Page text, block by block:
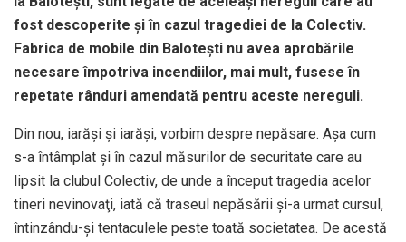
fost descoperite și în cazul tragediei de la Colectiv.
Fabrica de mobile din Balotești nu avea aprobările
necesare împotriva incendiilor, mai mult, fusese în
repetate rânduri amendată pentru aceste nereguli.
Din nou, iarăşi şi iarăşi, vorbim despre nepăsare. Aşa cum
s-a întâmplat şi în cazul măsurilor de securitate care au
lipsit la clubul Colectiv, de unde a început tragedia acelor
tineri nevinovaţi, iată că traseul nepăsării şi-a urmat cursul,
întinzându-și tentaculele peste toată societatea. De acestă